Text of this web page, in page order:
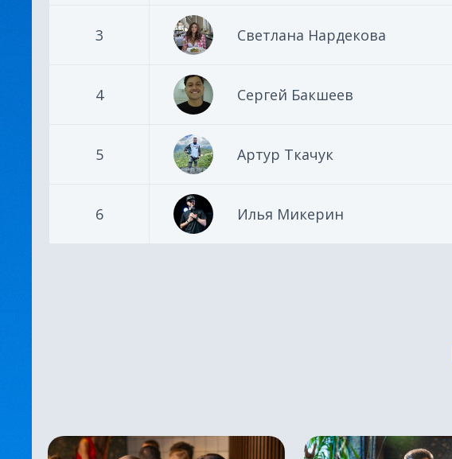
3 Светлана Нардекова
4 Сергей Бакшеев
5 Артур Ткачук
6 Илья Микерин